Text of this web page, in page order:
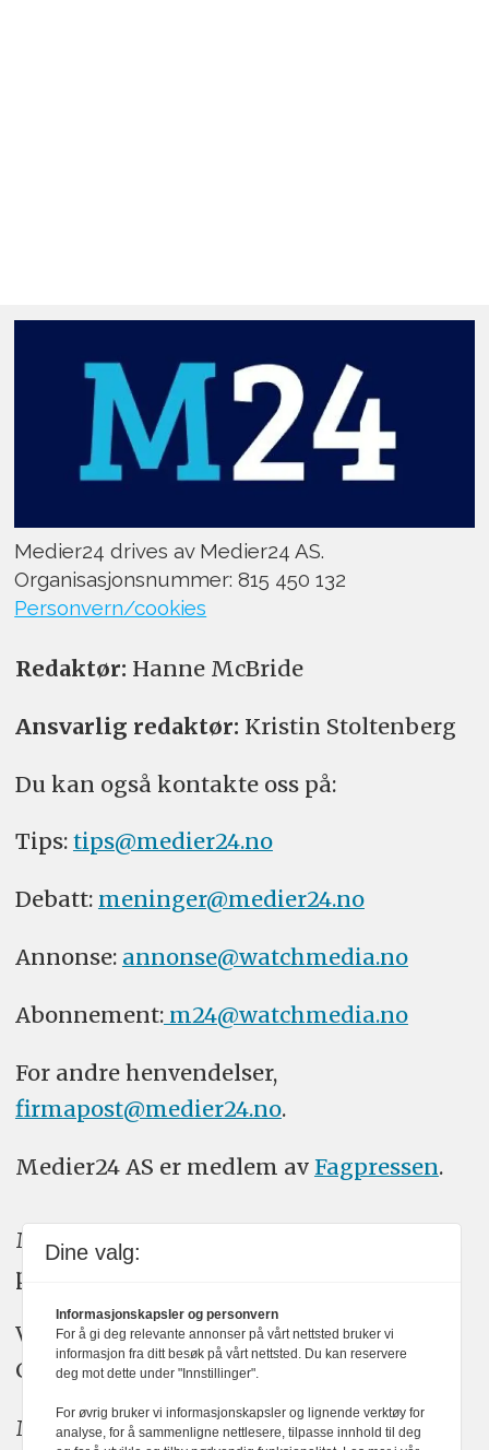
Medier24 drives av Medier24 AS.
Organisasjonsnummer: 815 450 132
Personvern/cookies
Redaktør: Hanne McBride
Ansvarlig redaktør: Kristin Stoltenberg
Du kan også kontakte oss på:
Tips: tips@medier24.no
Debatt: meninger@medier24.no
Annonse: annonse@watchmedia.no
Abonnement:m24@watchmedia.no
For andre henvendelser,
firmapost@medier24.no.
Medier24 AS er medlem av Fagpressen.
Medier24 arbeider etter Vær Varsom-
plakatens regler for god presseskikk.
Vi bruker KI-verktøy som ChatGPT,
Claude, og Gemini i journalistikken vår.
Medier24s redaksjon har alltid det fulle
Dine valg:
Informasjonskapsler og personvern
For å gi deg relevante annonser på vårt nettsted bruker vi
informasjon fra ditt besøk på vårt nettsted. Du kan reservere
deg mot dette under "Innstillinger".
For øvrig bruker vi informasjonskapsler og lignende verktøy for
analyse, for å sammenligne nettlesere, tilpasse innhold til deg